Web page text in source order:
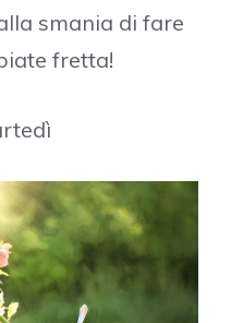
smania di fare
fretta!